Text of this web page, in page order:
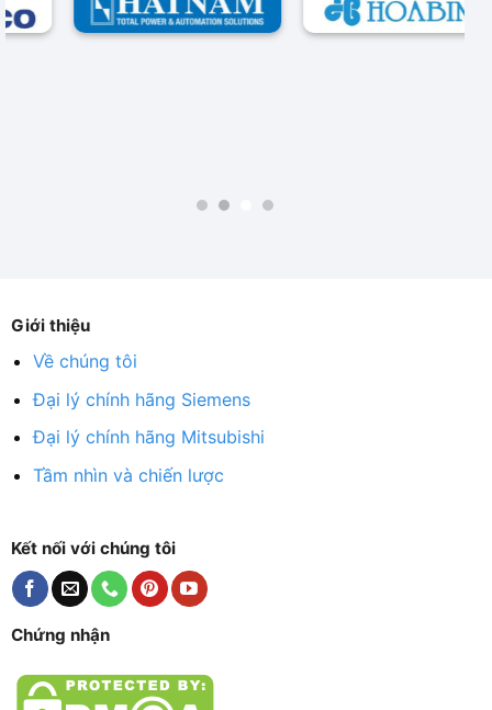
Giới thiệu
Về chúng tôi
Đại lý chính hãng Siemens
Đại lý chính hãng Mitsubishi
Tầm nhìn và chiến lược
Kết nối với chúng tôi
Chứng nhận